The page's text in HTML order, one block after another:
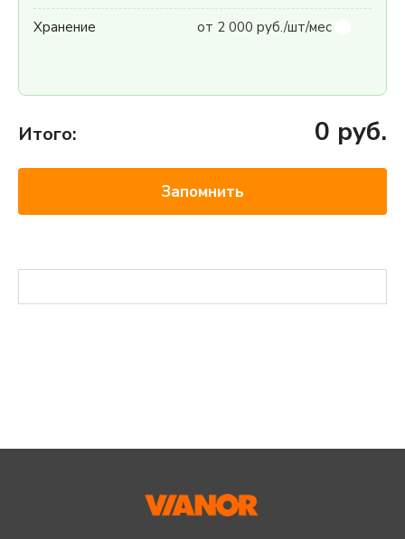
Хранение от 2 000 руб./шт/мес
Итого: 0 руб.
Запомнить